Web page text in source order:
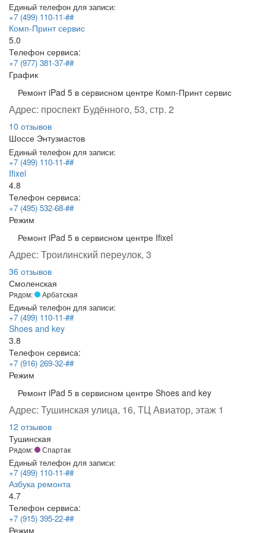
Единый телефон для записи:
+7 (499) 110-11-##
Комп-Принт сервис
5.0
Телефон сервиса:
+7 (977) 381-37-##
График
Ремонт iPad 5 в сервисном центре Комп-Принт сервис
Адрес: проспект Будённого, 53, стр. 2
10 отзывов
Шоссе Энтузиастов
Единый телефон для записи:
+7 (499) 110-11-##
Ifixel
4.8
Телефон сервиса:
+7 (495) 532-68-##
Режим
Ремонт iPad 5 в сервисном центре Ifixel
Адрес: Троилинский переулок, 3
36 отзывов
Смоленская
Рядом: Арбатская
Единый телефон для записи:
+7 (499) 110-11-##
Shoes and key
3.8
Телефон сервиса:
+7 (916) 269-32-##
Режим
Ремонт iPad 5 в сервисном центре Shoes and key
Адрес: Тушинская улица, 16, ТЦ Авиатор, этаж 1
12 отзывов
Тушинская
Рядом: Спартак
Единый телефон для записи:
+7 (499) 110-11-##
Азбука ремонта
4.7
Телефон сервиса:
+7 (915) 395-22-##
Режим